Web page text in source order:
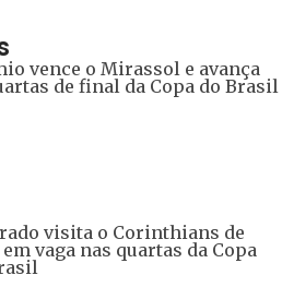
vence o Mirassol e avança
de final da Copa do Brasil
visita o Corinthians de
vaga nas quartas da Copa